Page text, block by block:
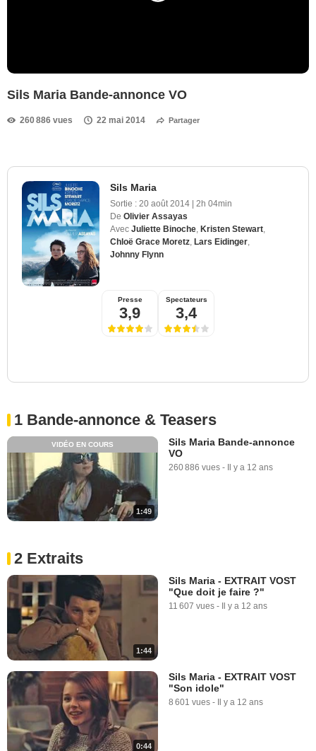
Sils Maria Bande-annonce VO
260 886 vues 22 mai 2014 Partager
Sils Maria
Sortie : 20 août 2014 | 2h 04min
De Olivier Assayas
Avec Juliette Binoche Kristen Stewart
Chloë Grace Moretz Lars Eidinger
Johnny Flynn
Presse
3,9
Spectateurs
3,4
1 Bande-annonce & Teasers
1:49
VIDÉO EN COURS
Sils Maria Bande-annonce
VO
260 886 vues - Il y a 12 ans
2 Extraits
1:44
Sils Maria - EXTRAIT VOST
"Que doit je faire ?"
11 607 vues - Il y a 12 ans
0:44
Sils Maria - EXTRAIT VOST
"Son idole"
8 601 vues - Il y a 12 ans